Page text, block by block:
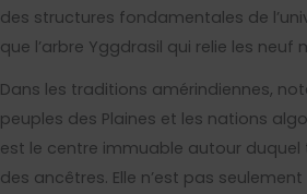
des structures fondamentales de
que l’arbre Yggdrasil qui relie les neuf
Dans les traditions amérindiennes,
peuples des Plaines et les nations
est le centre immuable autour duquel
des ancêtres. Elle n’est pas